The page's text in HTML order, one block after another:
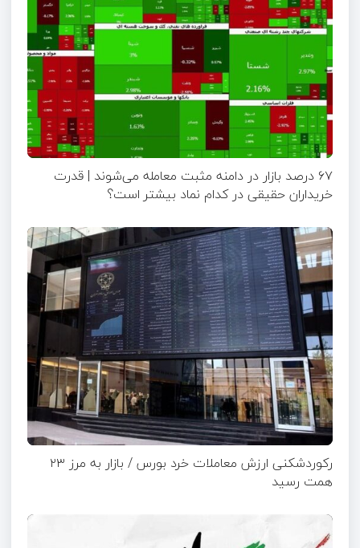
۶۷ درصد بازار در دامنه مثبت معامله می‌شوند | قدرت
خریداران حقیقی در کدام نماد بیشتر است؟
رکوردشکنی ارزش معاملات خرد بورس / بازار به مرز ۲۳
همت رسید